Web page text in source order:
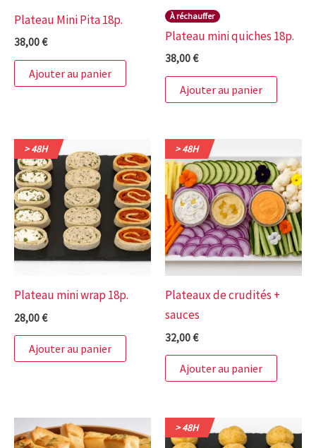
Plateau Mini Pita 18p.
38,00€
Ajouter au panier
À réchauffer
Plateau mini quiches 18p.
38,00€
Ajouter au panier
> 48H
Plateau mini wrap 18p.
28,00€
Ajouter au panier
> 48H
Plateaux de crudités +
sauces
32,00€
Ajouter au panier
> 48H